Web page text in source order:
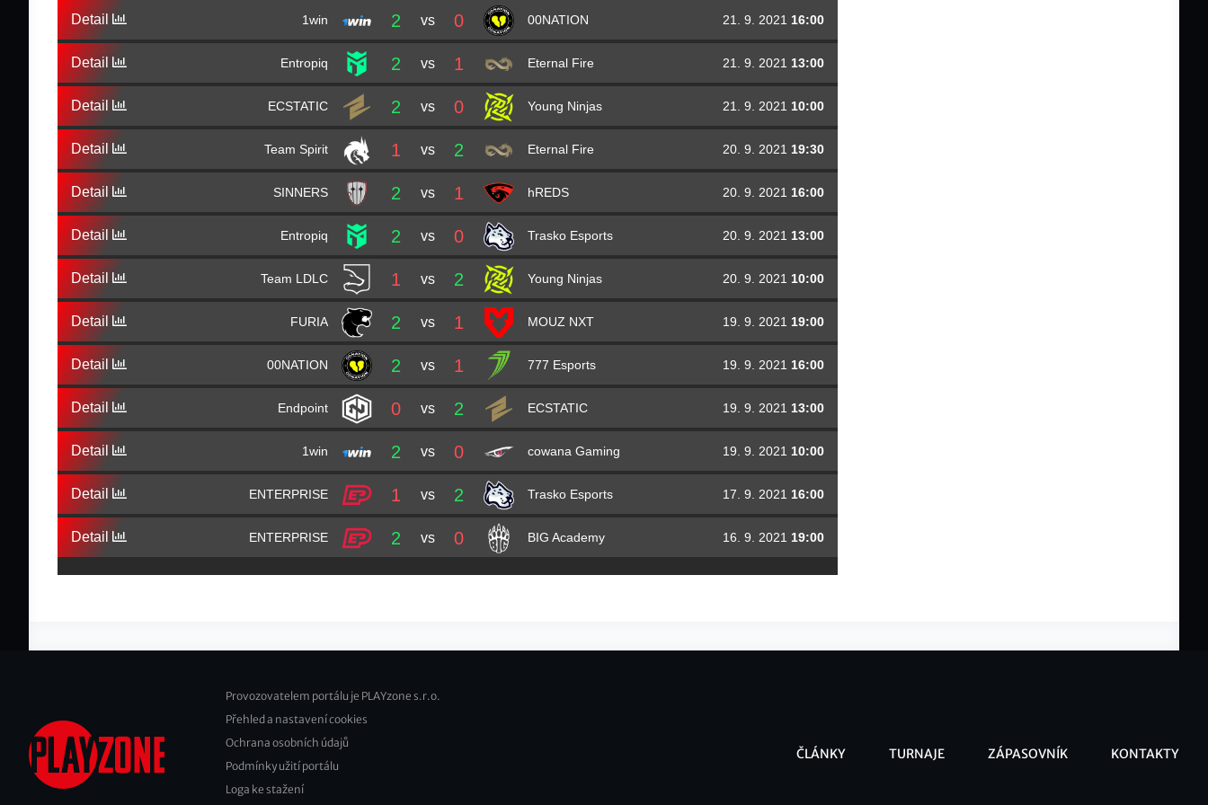
Detail 1win 2 vs 0 00NATION 21. 9. 2021 16:00
Detail Entropiq 2 vs 1 Eternal Fire 21. 9. 2021 13:00
Detail ECSTATIC 2 vs 0 Young Ninjas 21. 9. 2021 10:00
Detail Team Spirit 1 vs 2 Eternal Fire 20. 9. 2021 19:30
Detail SINNERS 2 vs 1 hREDS 20. 9. 2021 16:00
Detail Entropiq 2 vs 0 Trasko Esports 20. 9. 2021 13:00
Detail Team LDLC 1 vs 2 Young Ninjas 20. 9. 2021 10:00
Detail FURIA 2 vs 1 MOUZ NXT 19. 9. 2021 19:00
Detail 00NATION 2 vs 1 777 Esports 19. 9. 2021 16:00
Detail Endpoint 0 vs 2 ECSTATIC 19. 9. 2021 13:00
Detail 1win 2 vs 0 cowana Gaming 19. 9. 2021 10:00
Detail ENTERPRISE 1 vs 2 Trasko Esports 17. 9. 2021 16:00
Detail ENTERPRISE 2 vs 0 BIG Academy 16. 9. 2021 19:00
Footer
2
Provozovatelem portálu je PLAYzone s.r.o.
Přehled a nastavení cookies
Ochrana osobních údajů
Podmínky užití portálu
Loga ke stažení
ČLÁNKY TURNAJE ZÁPASOVNÍK KONTAKTY